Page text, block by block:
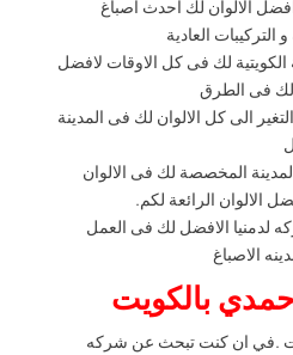
افضل الالوان لك احدث اصباغ
التركيبات العادية
الكويتية لك فى كل الاوقات لافضل
لك فى الطرق
الى كل الالوان لك فى المدينة
المخصصة لك فى الالوان
الالوان الرائعة لكم.
لدمنيا الافضل لك فى العمل
الاصباغ
بالكويت
.في ان كنت تبحث عن شركه